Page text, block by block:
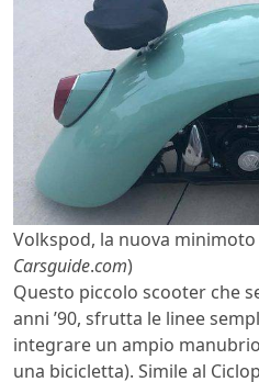
Volkspod, la nuova
Carsguide.com)
Questo piccolo scooter che
anni ’90, sfrutta le linee
integrare un ampio
una bicicletta). Simile al